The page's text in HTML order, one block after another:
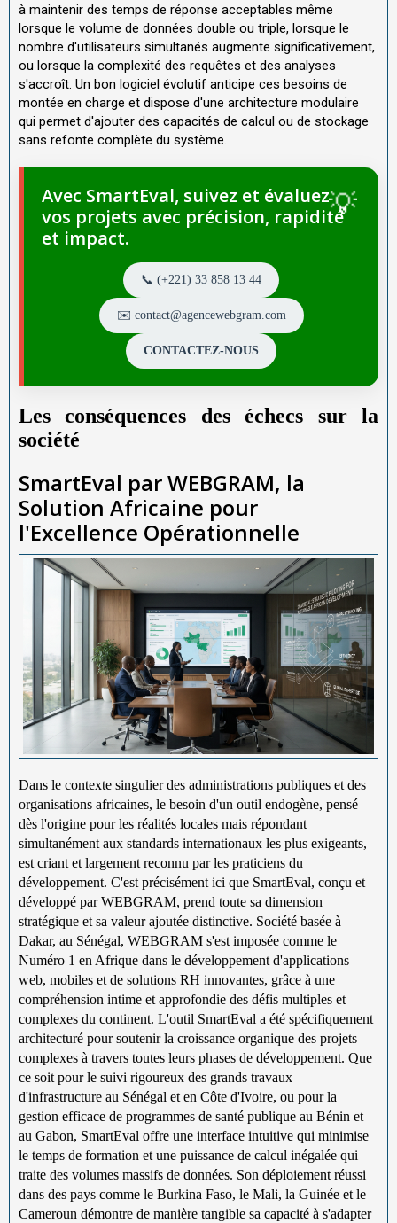
à maintenir des temps de réponse acceptables même
lorsque le volume de données double ou triple, lorsque le
nombre d'utilisateurs simultanés augmente significativement,
ou lorsque la complexité des requêtes et des analyses
s'accroît. Un bon logiciel évolutif anticipe ces besoins de
montée en charge et dispose d'une architecture modulaire
qui permet d'ajouter des capacités de calcul ou de stockage
sans refonte complète du système.
Avec SmartEval, suivez et évaluez
vos projets avec précision, rapidité
et impact.
📞 (+221) 33 858 13 44
✉️ contact@agencewebgram.com
CONTACTEZ-NOUS
Les conséquences des échecs sur la
société
SmartEval par WEBGRAM, la
Solution Africaine pour
l'Excellence Opérationnelle
Dans le contexte singulier des administrations publiques et des
organisations africaines, le besoin d'un outil endogène, pensé
dès l'origine pour les réalités locales mais répondant
simultanément aux standards internationaux les plus exigeants,
est criant et largement reconnu par les praticiens du
développement. C'est précisément ici que SmartEval, conçu et
développé par WEBGRAM, prend toute sa dimension
stratégique et sa valeur ajoutée distinctive. Société basée à
Dakar, au Sénégal, WEBGRAM s'est imposée comme le
Numéro 1 en Afrique dans le développement d'applications
web, mobiles et de solutions RH innovantes, grâce à une
compréhension intime et approfondie des défis multiples et
complexes du continent. L'outil SmartEval a été spécifiquement
architecturé pour soutenir la croissance organique des projets
complexes à travers toutes leurs phases de développement. Que
ce soit pour le suivi rigoureux des grands travaux
d'infrastructure au Sénégal et en Côte d'Ivoire, ou pour la
gestion efficace de programmes de santé publique au Bénin et
au Gabon, SmartEval offre une interface intuitive qui minimise
le temps de formation et une puissance de calcul inégalée qui
traite des volumes massifs de données. Son déploiement réussi
dans des pays comme le Burkina Faso, le Mali, la Guinée et le
Cameroun démontre de manière tangible sa capacité à s'adapter